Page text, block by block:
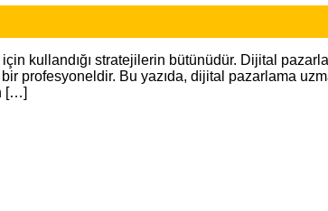
kullandığı stratejilerin bütünüdür. Dijital
profesyoneldir. Bu yazıda, dijital pazarlama
[…]